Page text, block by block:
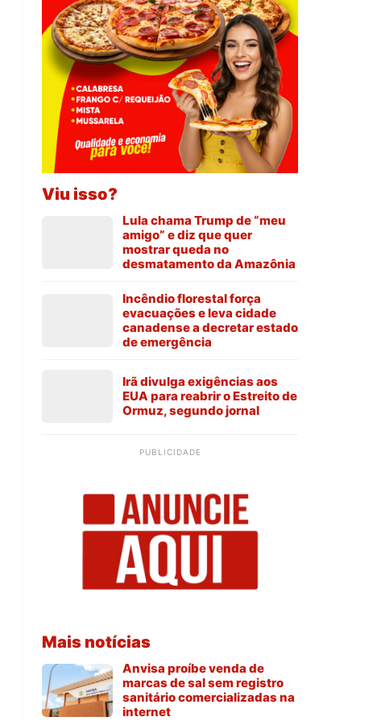
Viu isso?
Lula chama Trump de “meu
amigo” e diz que quer
mostrar queda no
desmatamento da Amazônia
Incêndio florestal força
evacuações e leva cidade
canadense a decretar estado
de emergência
Irã divulga exigências aos
EUA para reabrir o Estreito de
Ormuz, segundo jornal
PUBLICIDADE
Mais notícias
Anvisa proíbe venda de
marcas de sal sem registro
sanitário comercializadas na
internet